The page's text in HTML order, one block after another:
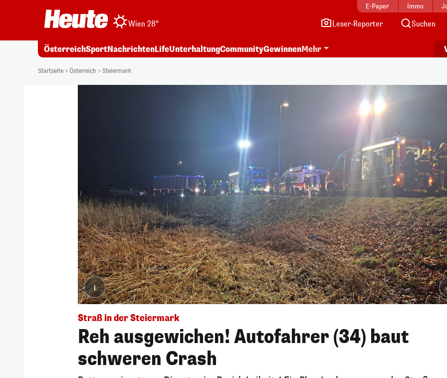
E-Paper Immo
Wien 28° Leser-Reporter Suchen
ÖsterreichSportNachrichtenLifeUnterhaltungCommunityGewinnenMehr
Startseite Österreich Steiermark
i
Straß in der Steiermark
Reh ausgewichen! Autofahrer (34) baut
schweren Crash